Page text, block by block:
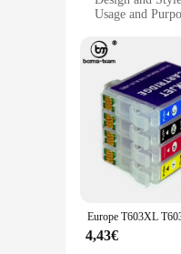
Usage and
Parts and
Features:
**Reliable
The cartouhes
colors and
**Seamless
The cartouhes
breeze.
**Versatile
4,43€